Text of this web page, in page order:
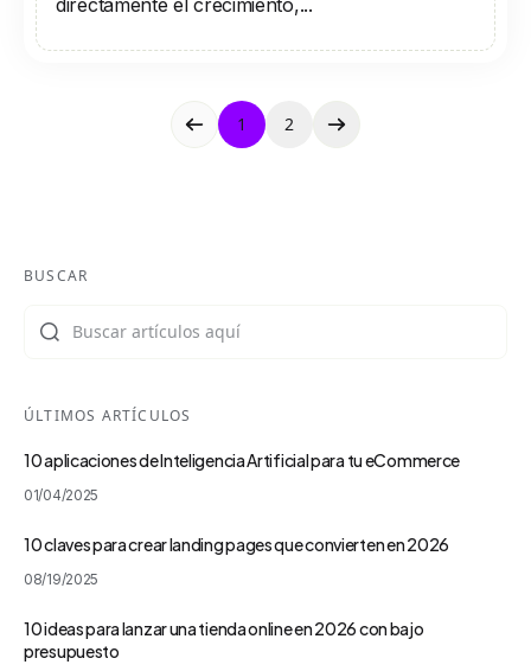
directamente el crecimiento,...
1 2
BUSCAR
Buscar
ÚLTIMOS ARTÍCULOS
10 aplicaciones de Inteligencia Artificial para tu eCommerce
01/04/2025
10 claves para crear landing pages que convierten en 2026
08/19/2025
10 ideas para lanzar una tienda online en 2026 con bajo
presupuesto